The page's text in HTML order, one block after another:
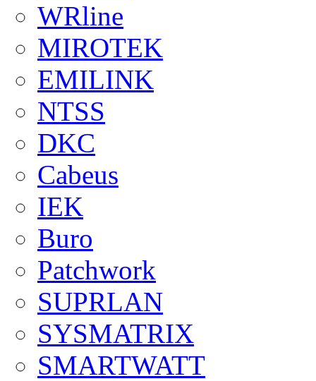
WRline
MIROTEK
EMILINK
NTSS
DKC
Cabeus
IEK
Buro
Patchwork
SUPRLAN
SYSMATRIX
SMARTWATT